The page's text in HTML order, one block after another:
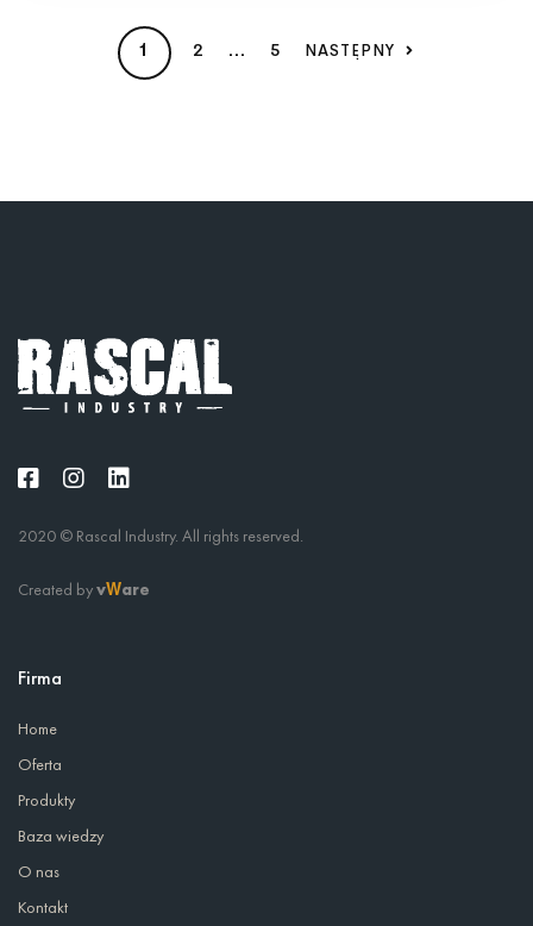
1 2 … 5 NASTĘPNY
2020 © Rascal Industry. All rights reserved.
Created byvWare
Firma
Home
Oferta
Produkty
Baza wiedzy
O nas
Kontakt